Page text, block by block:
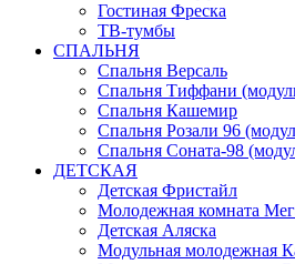
Гостиная Фреска
ТВ-тумбы
СПАЛЬНЯ
Спальня Версаль
Спальня Тиффани
Спальня Кашемир
Спальня Розали 96
Спальня Соната-98
ДЕТСКАЯ
Детская Фристайл
Молодежная комната
Детская Аляска
Модульная молодежная